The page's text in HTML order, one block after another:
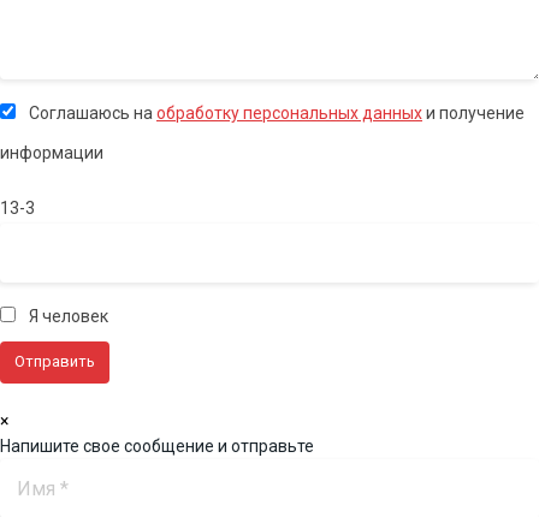
Соглашаюсь на обработку персональных данныхи получение
информации
13-3
Я человек
×
Напишите свое сообщение и отправьте